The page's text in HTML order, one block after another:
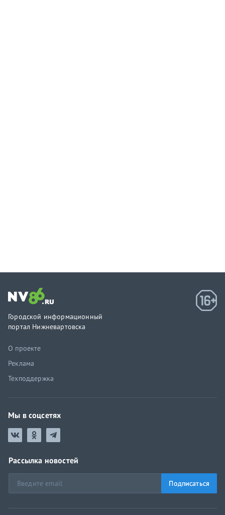
Городской информационный
портал Нижневартовска
О проекте
Реклама
Техподдержка
Мы в соцсетях
Рассылка новостей
Подписаться